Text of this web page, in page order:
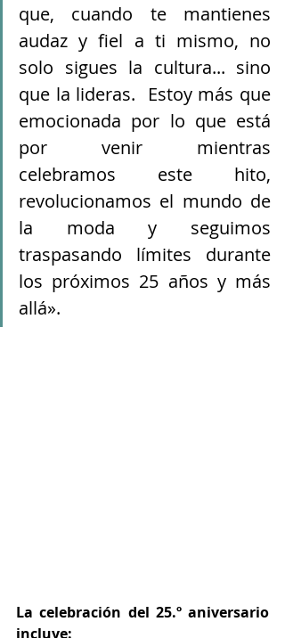
que, cuando te mantienes
audaz y fiel a ti mismo, no
solo sigues la cultura... sino
que la lideras.  Estoy más que
emocionada por lo que está
por venir mientras
celebramos este hito,
revolucionamos el mundo de
la moda y seguimos
traspasando límites durante
los próximos 25 años y más
allá».
La celebración del 25.º aniversario
incluye: